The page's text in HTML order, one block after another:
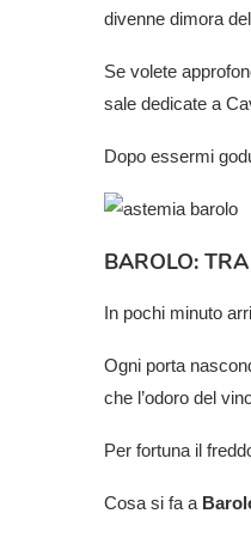
divenne dimora
Se volete
sale dedicate a
Dopo essermi
BAROLO:
In pochi minuto
Ogni porta
che l’odoro del
Per fortuna il
Cosa si fa a